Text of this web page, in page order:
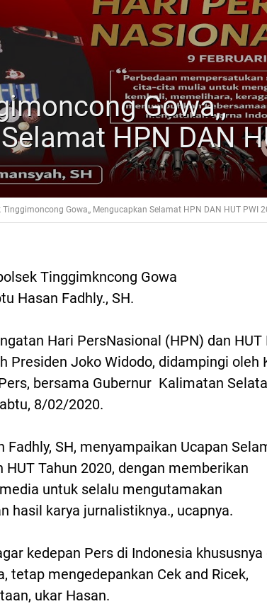
Gowa,,
HPN DAN
Tinggimoncong Gowa,, Mengucapkan Selamat HPN DAN HUT PWI
Tinggimkncong Gowa
Hasan Fadhly., SH.
Hari PersNasional (HPN) dan HUT
Presiden Joko Widodo, didampingi oleh
bersama Gubernur Kalimatan
8/02/2020.
SH, menyampaikan Ucapan
Tahun 2020, dengan memberikan
untuk selalu mengutamakan
hasil karya jurnalistiknya., ucapnya.
kedepan Pers di Indonesia khususnya
tetap mengedepankan Cek and Ricek,
ukar Hasan.